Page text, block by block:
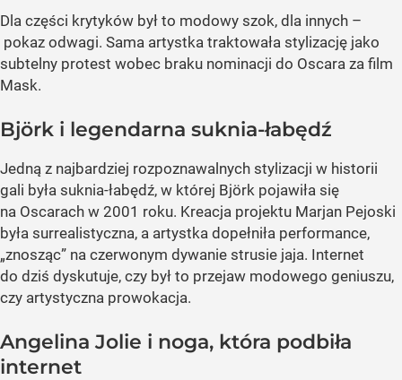
Dla części krytyków był to modowy szok, dla innych –
pokaz odwagi. Sama artystka traktowała stylizację jako
subtelny protest wobec braku nominacji do Oscara za film
Mask.
Björk i legendarna suknia-łabędź
Jedną z najbardziej rozpoznawalnych stylizacji w historii
gali była suknia-łabędź, w której Björk pojawiła się
na Oscarach w 2001 roku. Kreacja projektu Marjan Pejoski
była surrealistyczna, a artystka dopełniła performance,
„znosząc” na czerwonym dywanie strusie jaja. Internet
do dziś dyskutuje, czy był to przejaw modowego geniuszu,
czy artystyczna prowokacja.
Angelina Jolie i noga, która podbiła
internet